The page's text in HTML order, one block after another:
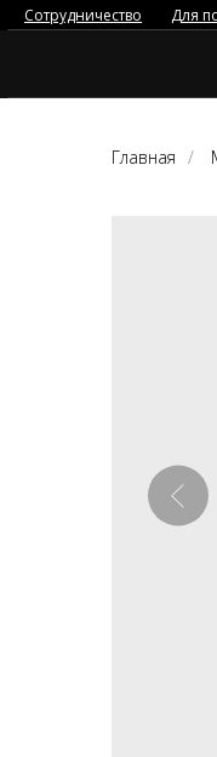
Сотрудничество Для
Главная /